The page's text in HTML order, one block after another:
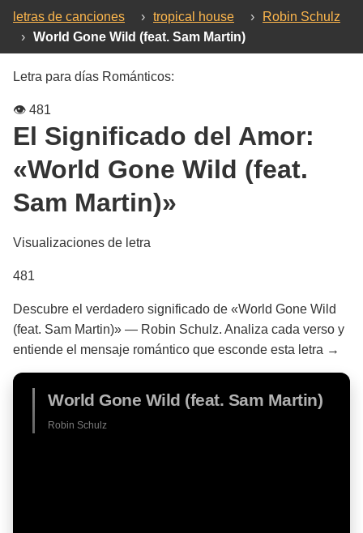
letras de canciones › tropical house ›
Robin Schulz
› World Gone Wild (feat. Sam Martin)
Letra para días Románticos:
👁️ 481
El Significado del Amor:
«World Gone Wild (feat.
Sam Martin)»
Visualizaciones de letra
481
Descubre el verdadero significado de «World Gone Wild
(feat. Sam Martin)» — Robin Schulz. Analiza cada verso y
entiende el mensaje romántico que esconde esta letra →
World Gone Wild (feat. Sam Martin)
Robin Schulz